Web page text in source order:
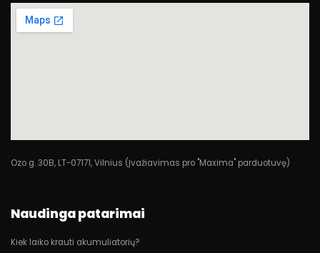
Ozo g. 30B, LT-07171, Vilnius (Įvažiavimas pro "Maxima" parduotuvę)
Naudinga patarimai
Kiek laiko krauti akumuliatorių?